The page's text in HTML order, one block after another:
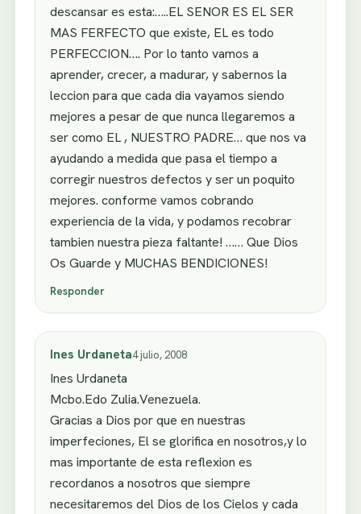
descansar es esta:…..EL SENOR ES EL SER
MAS FERFECTO que existe, EL es todo
PERFECCION…. Por lo tanto vamos a
aprender, crecer, a madurar, y sabernos la
leccion para que cada dia vayamos siendo
mejores a pesar de que nunca llegaremos a
ser como EL , NUESTRO PADRE… que nos va
ayudando a medida que pasa el tiempo a
corregir nuestros defectos y ser un poquito
mejores. conforme vamos cobrando
experiencia de la vida, y podamos recobrar
tambien nuestra pieza faltante! …… Que Dios
Os Guarde y MUCHAS BENDICIONES!
Responder
Ines Urdaneta4 julio, 2008
Ines Urdaneta
Mcbo.Edo Zulia.Venezuela.
Gracias a Dios por que en nuestras
imperfeciones, El se glorifica en nosotros,y lo
mas importante de esta reflexion es
recordanos a nosotros que siempre
necesitaremos del Dios de los Cielos y cada